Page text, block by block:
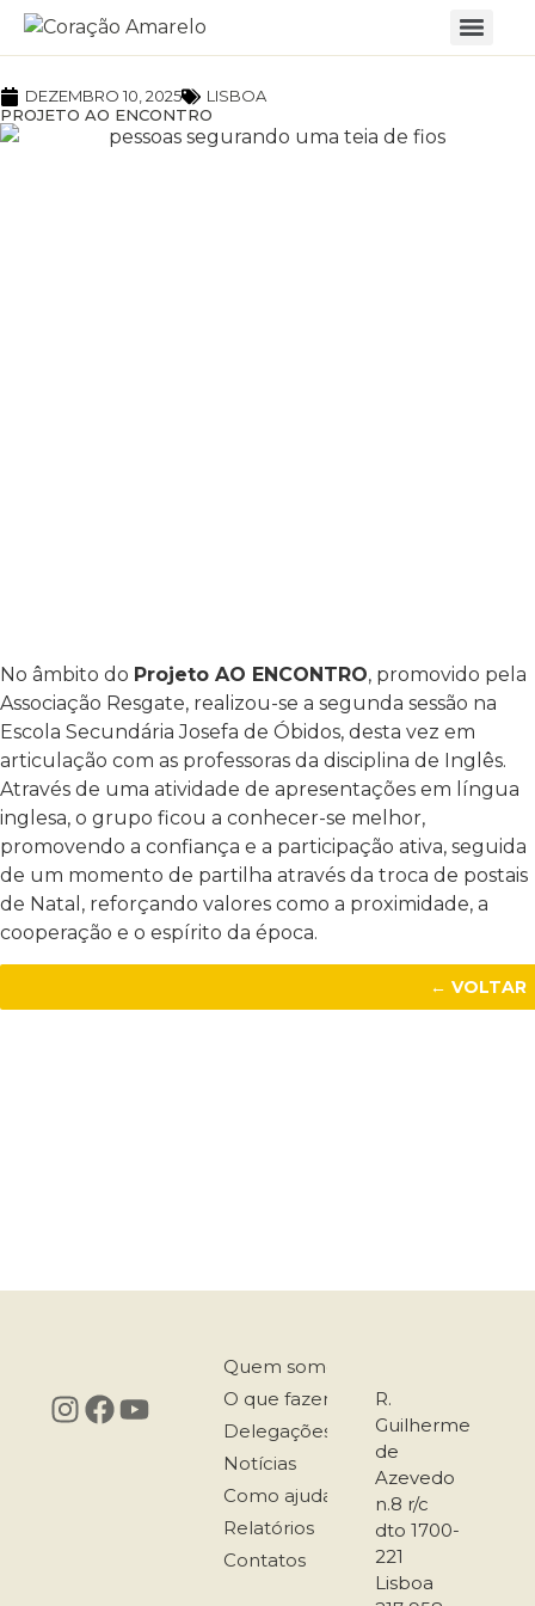
DEZEMBRO 10, 2025
LISBOA
PROJETO AO ENCONTRO
No âmbito do Projeto AO ENCONTRO, promovido pela
Associação Resgate, realizou-se a segunda sessão na
Escola Secundária Josefa de Óbidos, desta vez em
articulação com as professoras da disciplina de Inglês.
Através de uma atividade de apresentações em língua
inglesa, o grupo ficou a conhecer-se melhor,
promovendo a confiança e a participação ativa, seguida
de um momento de partilha através da troca de postais
de Natal, reforçando valores como a proximidade, a
cooperação e o espírito da época.
← VOLTAR
Quem somos
O que fazemos
Delegações
Notícias
Como ajudar
Relatórios
Contatos
R.
Guilherme
de
Azevedo
n.8 r/c
dto 1700-
221
Lisboa